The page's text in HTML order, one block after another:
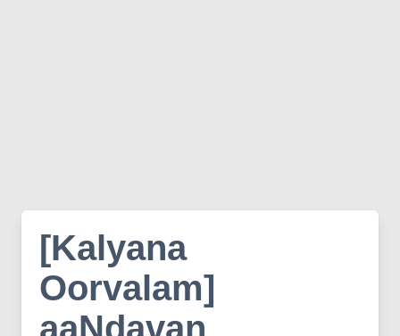
[Kalyana
Oorvalam]
aaNdavan